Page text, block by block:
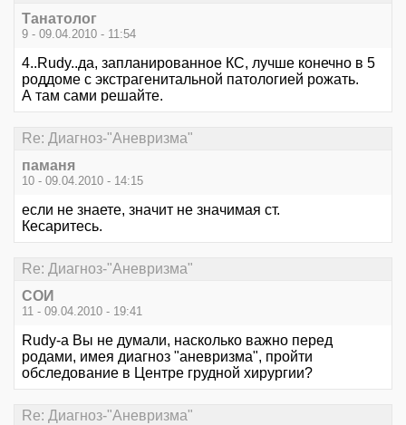
Танатолог
9 - 09.04.2010 - 11:54
4..Rudy..да, запланированное КС, лучше конечно в 5
роддоме с экстрагенитальной патологией рожать.
А там сами решайте.
Re: Диагноз-"Аневризма"
паманя
10 - 09.04.2010 - 14:15
если не знаете, значит не значимая ст.
Кесаритесь.
Re: Диагноз-"Аневризма"
СОИ
11 - 09.04.2010 - 19:41
Rudy-а Вы не думали, насколько важно перед
родами, имея диагноз "аневризма", пройти
обследование в Центре грудной хирургии?
Re: Диагноз-"Аневризма"